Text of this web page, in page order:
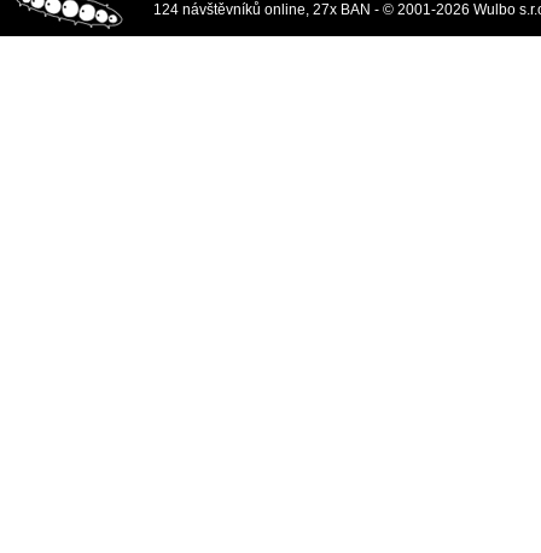
124 návštěvníků online, 27x BAN - © 2001-2026 Wulbo